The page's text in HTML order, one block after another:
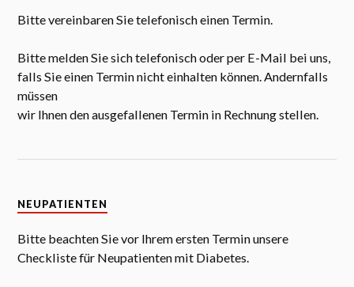
Bitte vereinbaren Sie telefonisch einen Termin.
Bitte melden Sie sich telefonisch oder per E-Mail bei uns,
falls Sie einen Termin nicht einhalten können. Andernfalls
müssen
wir Ihnen den ausgefallenen Termin in Rechnung stellen.
NEUPATIENTEN
Bitte beachten Sie vor Ihrem ersten Termin unsere
Checkliste für Neupatienten mit Diabetes.